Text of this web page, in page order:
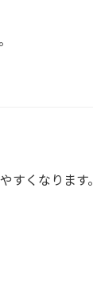
くなります。